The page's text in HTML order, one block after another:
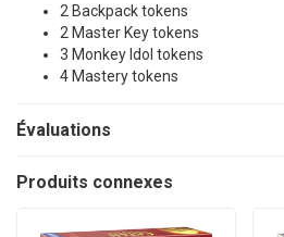
2 Backpack tokens
2 Master Key tokens
3 Monkey Idol tokens
4 Mastery tokens
Évaluations
Produits connexes